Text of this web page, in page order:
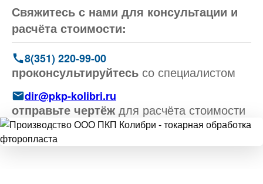
Свяжитесь с нами для консультации и
расчёта стоимости:
8(351) 220-99-00
проконсультируйтесь со специалистом
dir@pkp-kolibri.ru
отправьте чертёждля расчёта стоимости